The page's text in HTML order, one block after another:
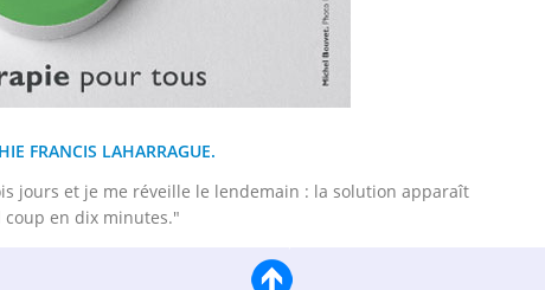
FRANCIS LAHARRAGUE.
jours et je me réveille le lendemain : la solution apparaît
coup en dix minutes."